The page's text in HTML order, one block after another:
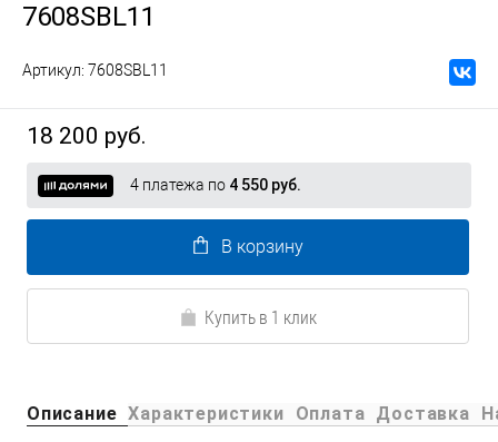
7608SBL11
Артикул: 7608SBL11
18 200 руб.
4 платежа по 4 550 руб.
В корзину
Купить в 1 клик
Описание Характеристики Оплата Доставка